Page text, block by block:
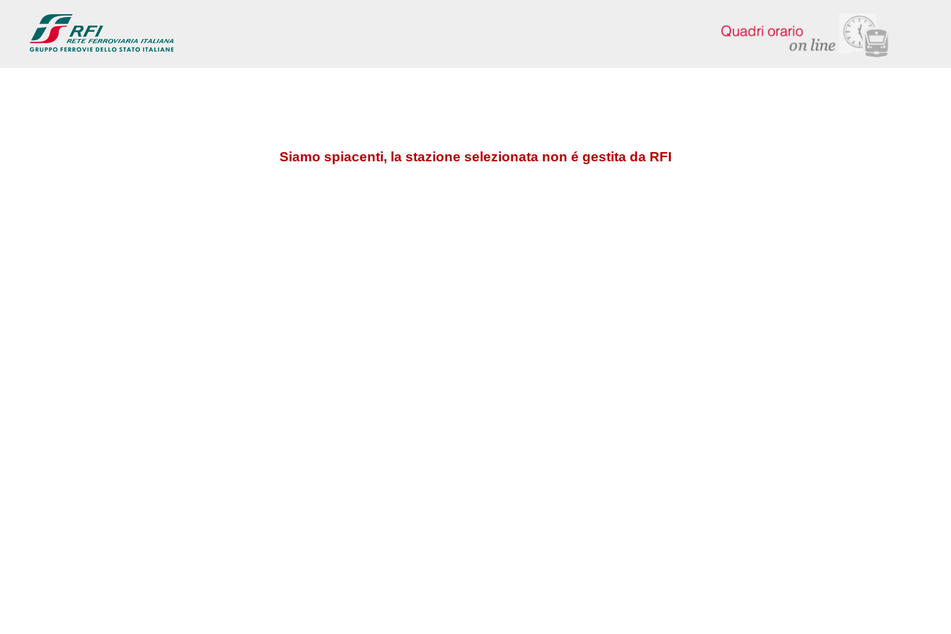
Siamo spiacenti, la stazione selezionata non é gestita da RFI